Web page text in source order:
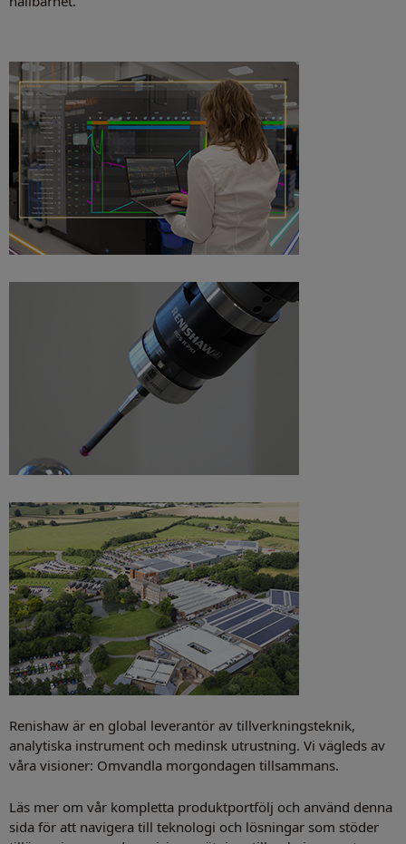
Renishaw är en global leverantör av tillverkningsteknik,
analytiska instrument och medinsk utrustning. Vi vägleds av
våra visioner: Omvandla morgondagen tillsammans.
Läs mer om vår kompletta produktportfölj och använd denna
sida för att navigera till teknologi och lösningar som stöder